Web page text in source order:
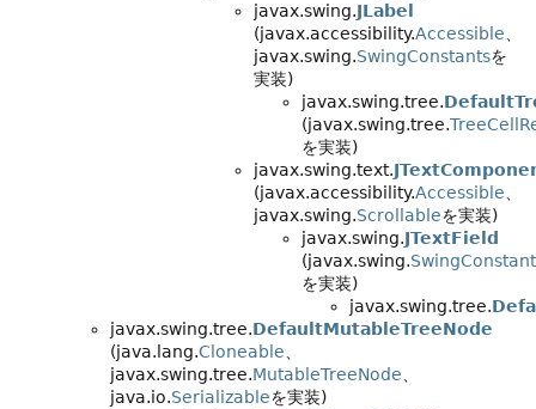
javax.swing.JLabel
(javax.accessibility.Accessible
javax.swing.SwingConstantsを
実装)
javax.swing.tree.
(javax.swing.tree.
を実装)
javax.swing.text.
(javax.accessibility.Accessible
javax.swing.Scrollableを実装)
javax.swing.JTextField
(javax.swing.
を実装)
javax.swing.tree.
javax.swing.tree.DefaultMutableTreeNode
(java.lang.Cloneable
javax.swing.tree.MutableTreeNode
java.io.Serializableを実装)